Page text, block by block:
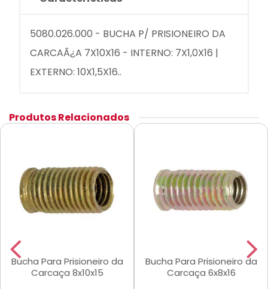
5080.026.000 - BUCHA P/ PRISIONEIRO DA
CARCAÃ¿A 7X10X16 - INTERNO: 7X1,0X16 |
EXTERNO: 10X1,5X16..
Produtos Relacionados
Bucha Para Prisioneiro da
Carcaça 8x10x15
Bucha Para Prisioneiro da
Carcaça 6x8x16